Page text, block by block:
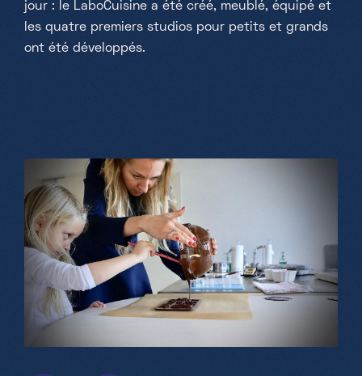
jour : le LaboCuisine a été créé, meublé, équipé et
les quatre premiers studios pour petits et grands
ont été développés.